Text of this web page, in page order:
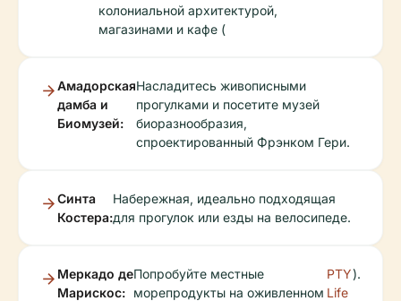
колониальной архитектурой,
магазинами и кафе (
Амадорская
дамба и
Биомузей:
Насладитесь живописными
прогулками и посетите музей
биоразнообразия,
спроектированный Фрэнком Гери.
Синта
Костера:
Набережная, идеально подходящая
для прогулок или езды на велосипеде.
Меркадо де
Марискос:
Попробуйте местные
морепродукты на оживленном
PTY
Life
).